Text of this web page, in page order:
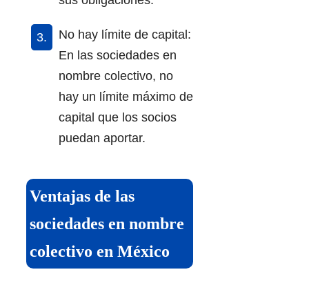
No hay límite de capital:
En las sociedades en
nombre colectivo, no
hay un límite máximo de
capital que los socios
puedan aportar.
Ventajas de las
sociedades en nombre
colectivo en México